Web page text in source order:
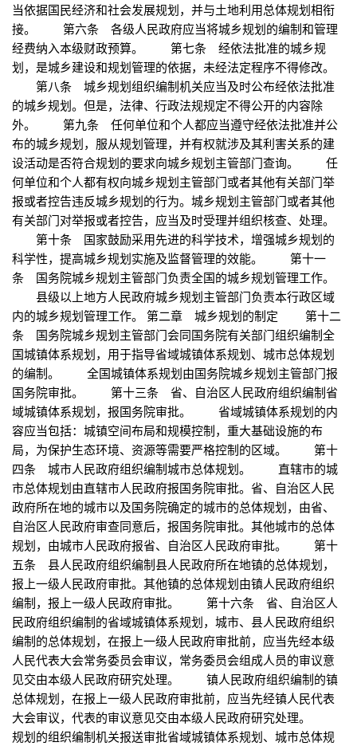
当依据国民经济和社会发展规划，并与土地利用总体规划相衔
接。 第六条 各级人民政府应当将城乡规划的编制和管理
经费纳入本级财政预算。 第七条 经依法批准的城乡规
划，是城乡建设和规划管理的依据，未经法定程序不得修改。
第八条 城乡规划组织编制机关应当及时公布经依法批准
的城乡规划。但是，法律、行政法规规定不得公开的内容除
外。 第九条 任何单位和个人都应当遵守经依法批准并公
布的城乡规划，服从规划管理，并有权就涉及其利害关系的建
设活动是否符合规划的要求向城乡规划主管部门查询。 任
何单位和个人都有权向城乡规划主管部门或者其他有关部门举
报或者控告违反城乡规划的行为。城乡规划主管部门或者其他
有关部门对举报或者控告，应当及时受理并组织核查、处理。
第十条 国家鼓励采用先进的科学技术，增强城乡规划的
科学性，提高城乡规划实施及监督管理的效能。 第十一
条 国务院城乡规划主管部门负责全国的城乡规划管理工作。
县级以上地方人民政府城乡规划主管部门负责本行政区域
内的城乡规划管理工作。 第二章 城乡规划的制定 第十二
条 国务院城乡规划主管部门会同国务院有关部门组织编制全
国城镇体系规划，用于指导省域城镇体系规划、城市总体规划
的编制。 全国城镇体系规划由国务院城乡规划主管部门报
国务院审批。 第十三条 省、自治区人民政府组织编制省
域城镇体系规划，报国务院审批。 省域城镇体系规划的内
容应当包括：城镇空间布局和规模控制，重大基础设施的布
局，为保护生态环境、资源等需要严格控制的区域。 第十
四条 城市人民政府组织编制城市总体规划。 直辖市的城
市总体规划由直辖市人民政府报国务院审批。省、自治区人民
政府所在地的城市以及国务院确定的城市的总体规划，由省、
自治区人民政府审查同意后，报国务院审批。其他城市的总体
规划，由城市人民政府报省、自治区人民政府审批。 第十
五条 县人民政府组织编制县人民政府所在地镇的总体规划，
报上一级人民政府审批。其他镇的总体规划由镇人民政府组织
编制，报上一级人民政府审批。 第十六条 省、自治区人
民政府组织编制的省域城镇体系规划，城市、县人民政府组织
编制的总体规划，在报上一级人民政府审批前，应当先经本级
人民代表大会常务委员会审议，常务委员会组成人员的审议意
见交由本级人民政府研究处理。 镇人民政府组织编制的镇
总体规划，在报上一级人民政府审批前，应当先经镇人民代表
大会审议，代表的审议意见交由本级人民政府研究处理。
规划的组织编制机关报送审批省域城镇体系规划、城市总体规